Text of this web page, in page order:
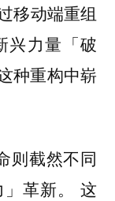
移动端重组
兴力量「破
种重构中崭
则截然不同
革新。 这